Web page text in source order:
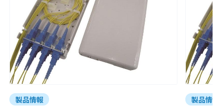
製品情報 製品情報